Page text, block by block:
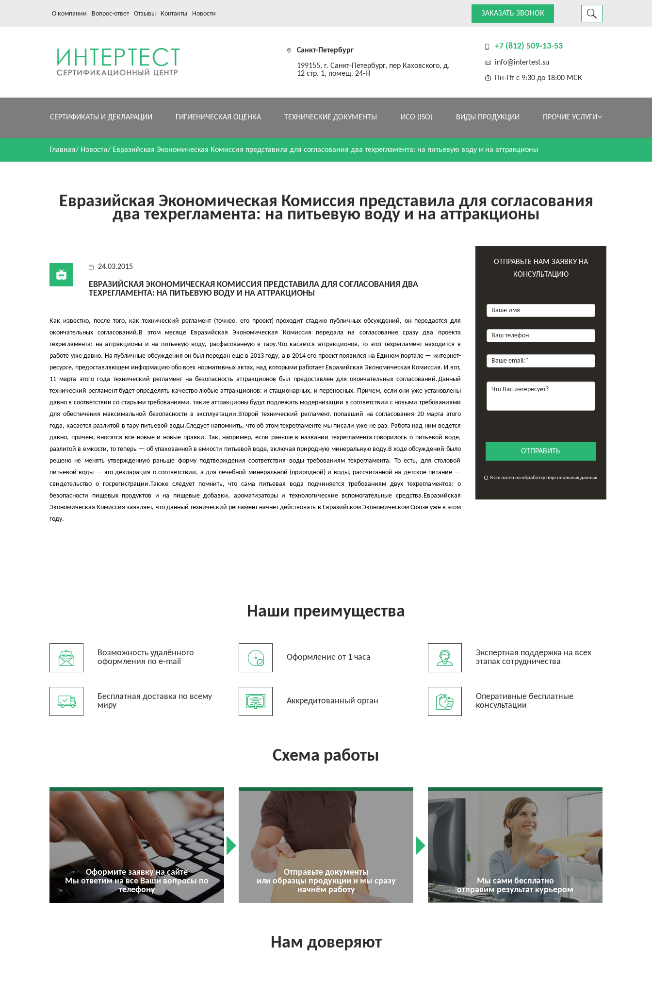
О компании Вопрос-ответ Отзывы Контакты Новости ЗАКАЗАТЬ ЗВОНОК
Санкт-Петербург
199155, г. Санкт-Петербург, пер Каховского, д.
12 стр. 1, помещ. 24-Н
+7 (812) 509-13-53
info@intertest.su
Пн-Пт с 9:30 до 18:00 МСК
СЕРТИФИКАТЫ И ДЕКЛАРАЦИИ ГИГИЕНИЧЕСКАЯ ОЦЕНКА ТЕХНИЧЕСКИЕ ДОКУМЕНТЫ ИСО (ISO) ВИДЫ ПРОДУКЦИИ ПРОЧИЕ УСЛУГИ
Главная/ Новости/ Евразийская Экономическая Комиссия представила для согласования два техрегламента: на питьевую воду и на аттракционы
Евразийская Экономическая Комиссия представила для согласования
два техрегламента: на питьевую воду и на аттракционы
24.03.2015
ЕВРАЗИЙСКАЯ ЭКОНОМИЧЕСКАЯ КОМИССИЯ ПРЕДСТАВИЛА ДЛЯ СОГЛАСОВАНИЯ ДВА
ТЕХРЕГЛАМЕНТА: НА ПИТЬЕВУЮ ВОДУ И НА АТТРАКЦИОНЫ
Как известно, после того, как технический регламент (точнее, его проект) проходит стадию публичных обсуждений, он передается для
окончательных согласований.В этом месяце Евразийская Экономическая Комиссия передала на согласование сразу два проекта
техрегламента: на аттракционы и на питьевую воду, расфасованную в тару.Что касается аттракционов, то этот техрегламент находится в
работе уже давно. На публичные обсуждения он был передан еще в 2013 году, а в 2014 его проект появился на Едином портале — интернет-
ресурсе, предоставляющем информацию обо всех нормативных актах, над которыми работает Евразийская Экономическая Комиссия. И вот,
11 марта этого года технический регламент на безопасность аттракционов был предоставлен для окончательных согласований.Данный
технический регламент будет определять качество любые аттракционов: и стационарных, и переносных. Причем, если они уже установлены
давно в соответствии со старыми требованиями, такие аттракционы будут подлежать модернизации в соответствии с новыми требованиями
для обеспечения максимальной безопасности в эксплуатации.Второй технический регламент, попавший на согласования 20 марта этого
года, касается разлитой в тару питьевой воды.Следует напомнить, что об этом техрегламенте мы писали уже не раз. Работа над ним ведется
давно, причем, вносятся все новые и новые правки. Так, например, если раньше в названии техрегламента говорилось о питьевой воде,
разлитой в емкости, то теперь — об упакованной в емкости питьевой воде, включая природную минеральную воду.В ходе обсуждений было
решено не менять утвержденную раньше форму подтверждения соответствия воды требованиям техрегламента. То есть, для столовой
питьевой воды — это декларация о соответствии, а для лечебной минеральной (природной) и воды, рассчитанной на детское питание —
свидетельство о госрегистрации.Также следует помнить, что сама питьевая вода подчиняется требованиям двух техрегламентов: о
безопасности пищевых продуктов и на пищевые добавки, ароматизаторы и технологические вспомогательные средства.Евразийская
Экономическая Комиссия заявляет, что данный технический регламент начнет действовать в Евразийском Экономическом Союзе уже в этом
году.
ОТПРАВЬТЕ НАМ ЗАЯВКУ НА
КОНСУЛЬТАЦИЮ
ОТПРАВИТЬ
Я согласен на обработку персональных данных
Наши преимущества
Возможность удалённого
оформления по e-mail
Бесплатная доставка по всему
миру
Оформление от 1 часа
Аккредитованный орган
Экспертная поддержка на всех
этапах сотрудничества
Оперативные бесплатные
консультации
Схема работы
Оформите заявку на сайте
Мы ответим на все Ваши вопросы по
телефону
Отправьте документы
или образцы продукции и мы сразу
начнём работу
Мы сами бесплатно
отправим результат курьером
Нам доверяют